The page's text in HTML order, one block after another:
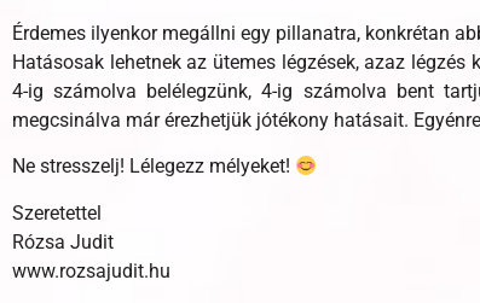
Érdemes ilyenkor megállni egy pillanatra, konkrétan
Hatásosak lehetnek az ütemes légzések, azaz
4-ig számolva belélegzünk, 4-ig számolva bent
megcsinálva már érezhetjük jótékony hatásait.
Ne stresszelj! Lélegezz mélyeket!
Szeretettel
Rózsa Judit
www.rozsajudit.hu